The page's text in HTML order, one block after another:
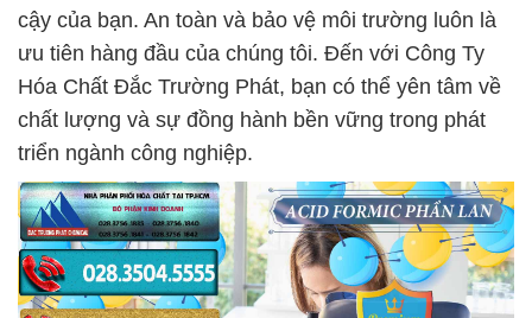
cậy của bạn. An toàn và bảo vệ môi trường luôn là
ưu tiên hàng đầu của chúng tôi. Đến với Công Ty
Hóa Chất Đắc Trường Phát, bạn có thể yên tâm về
chất lượng và sự đồng hành bền vững trong phát
triển ngành công nghiệp.